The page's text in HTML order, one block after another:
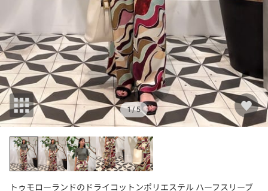
1/ 5
トゥモローランドのドライコットンポリエステル ハーフスリーブ